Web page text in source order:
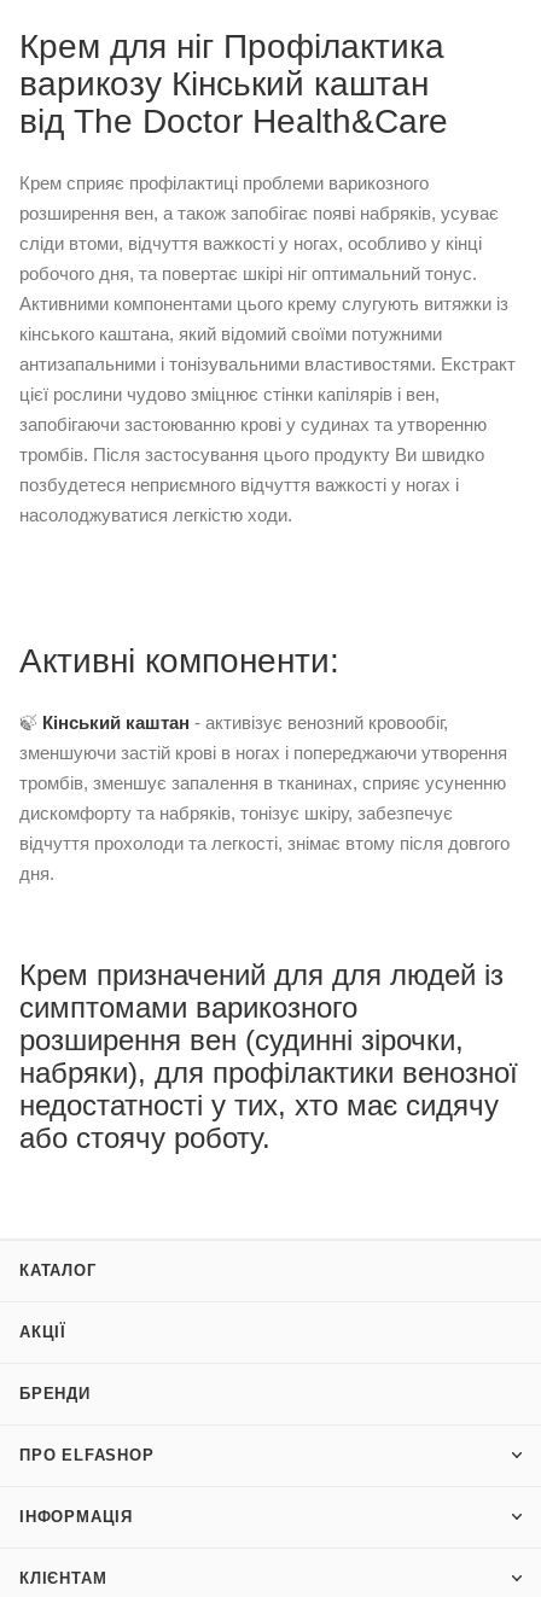
Крем для ніг Профілактика
варикозу Кінський каштан
від The Doctor Health&Care
Крем сприяє профілактиці проблеми варикозного
розширення вен, а також запобігає появі набряків, усуває
сліди втоми, відчуття важкості у ногах, особливо у кінці
робочого дня, та повертає шкірі ніг оптимальний тонус.
Активними компонентами цього крему слугують витяжки із
кінського каштана, який відомий своїми потужними
антизапальними і тонізувальними властивостями. Екстракт
цієї рослини чудово зміцнює стінки капілярів і вен,
запобігаючи застоюванню крові у судинах та утворенню
тромбів. Після застосування цього продукту Ви швидко
позбудетеся неприємного відчуття важкості у ногах і
насолоджуватися легкістю ходи.
Активні компоненти:
🍃 Кінський каштан - активізує венозний кровообіг,
зменшуючи застій крові в ногах і попереджаючи утворення
тромбів, зменшує запалення в тканинах, сприяє усуненню
дискомфорту та набряків, тонізує шкіру, забезпечує
відчуття прохолоди та легкості, знімає втому після довгого
дня.
Крем призначений для для людей із
симптомами варикозного
розширення вен (судинні зірочки,
набряки), для профілактики венозної
недостатності у тих, хто має сидячу
або стоячу роботу.
КАТАЛОГ
АКЦІЇ
БРЕНДИ
ПРО ELFASHOP
ІНФОРМАЦІЯ
КЛІЄНТАМ